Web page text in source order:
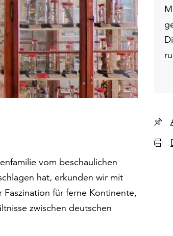
vom beschaulichen
hat, erkunden wir mit
für ferne Kontinente,
zwischen deutschen